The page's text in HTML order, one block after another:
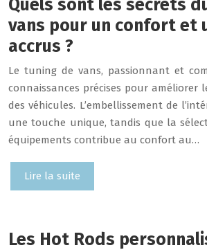
Quels sont les secrets
vans pour un confort et
accrus ?
Le tuning de vans, passionnant et
connaissances précises pour améliorer
des véhicules. L’embellissement de
une touche unique, tandis que la
équipements contribue au confort au…
Lire la suite
Les Hot Rods